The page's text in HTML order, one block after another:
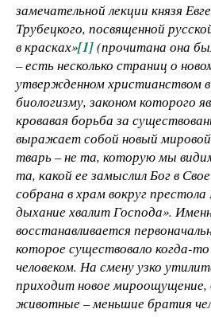
замечательной лекции князя
Трубецкого, посвященной
в красках»[1](прочитана она
– есть несколько страниц о
утвержденном христианством
биологизму, законом которого
кровавая борьба за
выражает собой новый мировой
тварь – не та, которую мы
та, какой ее замыслил Бог в
собрана в храм вокруг
дыхание хвалит Господа».
восстанавливается
которое существовало когда-
человеком. На смену узко
приходит новое мироощущение,
животные – меньшие братия